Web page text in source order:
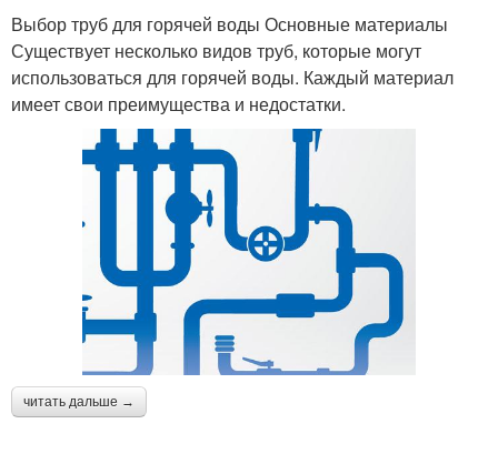
Выбор труб для горячей воды Основные материалы
Существует несколько видов труб, которые могут
использоваться для горячей воды. Каждый материал
имеет свои преимущества и недостатки.
читать дальше →